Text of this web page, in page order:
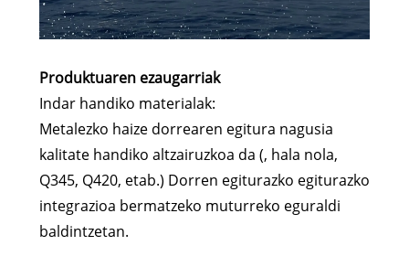
Produktuaren ezaugarriak
Indar handiko materialak:
Metalezko haize dorrearen egitura nagusia
kalitate handiko altzairuzkoa da (, hala nola,
Q345, Q420, etab.) Dorren egiturazko egiturazko
integrazioa bermatzeko muturreko eguraldi
baldintzetan.